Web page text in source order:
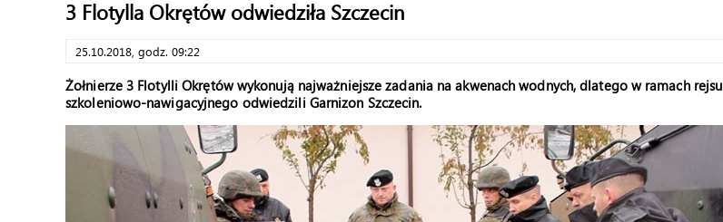
3 Flotylla Okrętów odwiedziła Szczecin
25.10.2018, godz. 09:22
Żołnierze 3 Flotylli Okrętów wykonują najważniejsze zadania na akwenach wodnych, dlatego w ramach rejsu
szkoleniowo-nawigacyjnego odwiedzili Garnizon Szczecin.